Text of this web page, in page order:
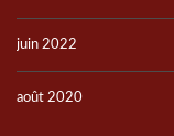
juin 2022
août 2020